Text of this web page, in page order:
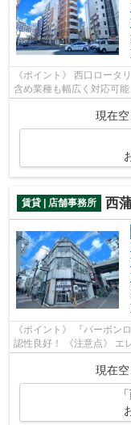
《ポイント》 西口ロー
現在空
賃貸 | 店舗事務所 西
《ポイント》 『バーボン
認性良好！ 《注
現在空